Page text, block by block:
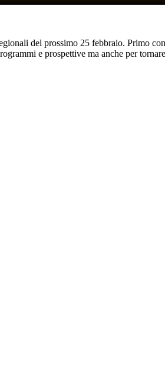
del prossimo 25 febbraio. Primo
e prospettive ma anche per